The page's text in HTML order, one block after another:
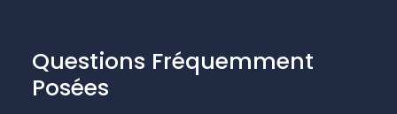
Questions Fréquemment
Posées